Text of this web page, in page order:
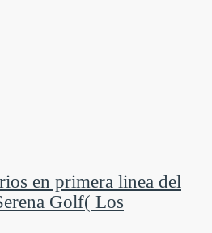
en primera linea del
Golf( Los